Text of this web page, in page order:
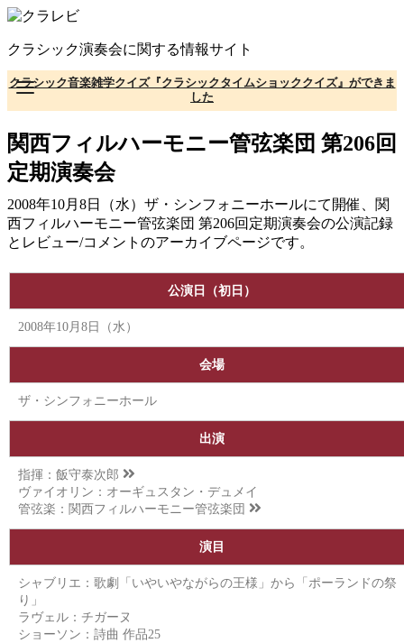
コ
テ
ン
ツ
へ
動
クラシック演奏会に関する情報サイト
クラシック音楽雑学クイズ『クラシックタイムショッククイズ』ができま
した
関西フィルハーモニー管弦楽団 第206回
定期演奏会
2008年10月8日（水）ザ・シンフォニーホールにて開催、関
西フィルハーモニー管弦楽団 第206回定期演奏会の公演記録
とレビュー/コメントのアーカイブページです。
公演日（初日）
2008年10月8日（水）
会場
ザ・シンフォニーホール
出演
指揮： 飯守泰次郎
ヴァイオリン：オーギュスタン・デュメイ
管弦楽： 関西フィルハーモニー管弦楽団
演目
シャブリエ：歌劇「いやいやながらの王様」から「ポーランドの祭
り」
ラヴェル：チガーヌ
ショーソン：詩曲 作品25